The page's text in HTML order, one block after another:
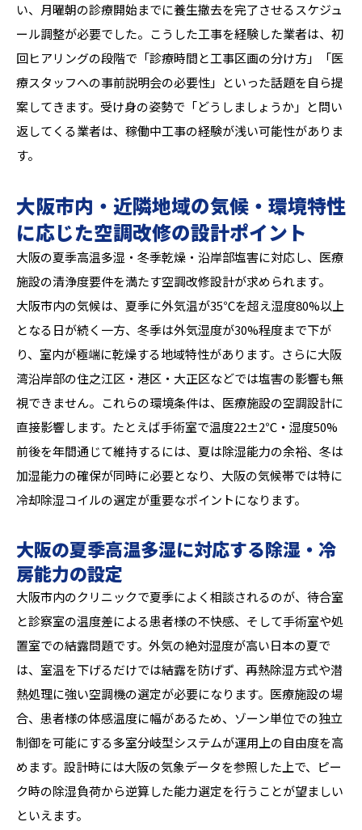
い、月曜朝の診療開始までに養生撤去を完了させるスケジュ
ール調整が必要でした。こうした工事を経験した業者は、初
回ヒアリングの段階で「診療時間と工事区画の分け方」「医
療スタッフへの事前説明会の必要性」といった話題を自ら提
案してきます。受け身の姿勢で「どうしましょうか」と問い
返してくる業者は、稼働中工事の経験が浅い可能性がありま
す。
大阪市内・近隣地域の気候・環境特性
に応じた空調改修の設計ポイント
大阪の夏季高温多湿・冬季乾燥・沿岸部塩害に対応し、医療
施設の清浄度要件を満たす空調改修設計が求められます。
大阪市内の気候は、夏季に外気温が35℃を超え湿度80%以上
となる日が続く一方、冬季は外気湿度が30%程度まで下が
り、室内が極端に乾燥する地域特性があります。さらに大阪
湾沿岸部の住之江区・港区・大正区などでは塩害の影響も無
視できません。これらの環境条件は、医療施設の空調設計に
直接影響します。たとえば手術室で温度22±2℃・湿度50%
前後を年間通じて維持するには、夏は除湿能力の余裕、冬は
加湿能力の確保が同時に必要となり、大阪の気候帯では特に
冷却除湿コイルの選定が重要なポイントになります。
大阪の夏季高温多湿に対応する除湿・冷
房能力の設定
大阪市内のクリニックで夏季によく相談されるのが、待合室
と診察室の温度差による患者様の不快感、そして手術室や処
置室での結露問題です。外気の絶対湿度が高い日本の夏で
は、室温を下げるだけでは結露を防げず、再熱除湿方式や潜
熱処理に強い空調機の選定が必要になります。医療施設の場
合、患者様の体感温度に幅があるため、ゾーン単位での独立
制御を可能にする多室分岐型システムが運用上の自由度を高
めます。設計時には大阪の気象データを参照した上で、ピー
ク時の除湿負荷から逆算した能力選定を行うことが望ましい
といえます。